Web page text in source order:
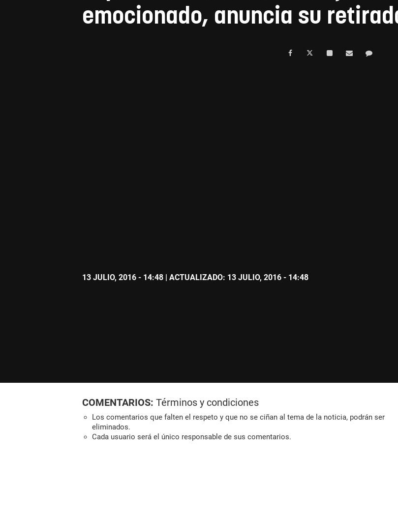
emocionado, anuncia su
13 JULIO, 2016 - 14:48| ACTUALIZADO: 13 JULIO, 2016 - 14:48
COMENTARIOS: Términos y condiciones
Los comentarios que falten el respeto y que no se ciñan al tema de la noticia, podrán ser
eliminados.
Cada usuario será el único responsable de sus comentarios.